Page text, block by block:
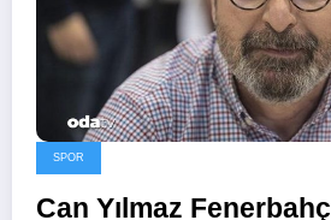
SPOR
Can Yılmaz